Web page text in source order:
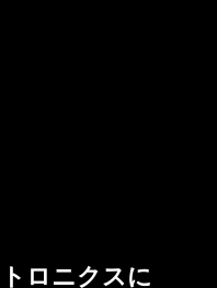
ロニクスに